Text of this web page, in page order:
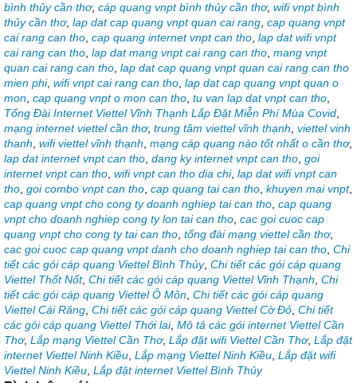
bình thủy cần thơ, cáp quang vnpt bình thủy cần thơ, wifi vnpt bình
thủy cần thơ, lap dat cap quang vnpt quan cai rang cap quang vnpt
cai rang can tho cap quang internet vnpt can tho lap dat wifi vnpt
cai rang can tho lap dat mang vnpt cai rang can tho mang vnpt
quan cai rang can tho lap dat cap quang vnpt quan cai rang can tho
mien phi, wifi vnpt cai rang can tho lap dat cap quang vnpt quan o
mon cap quang vnpt o mon can tho tu van lap dat vnpt can tho
Tổng Đài Internet Viettel Vĩnh Thạnh Lắp Đặt Miễn Phí Mùa Covid
mạng internet viettel cần thơ, trung tâm viettel vĩnh thạnh viettel vinh
thanh wifi viettel vĩnh thạnh mạng cáp quang nào tốt nhất o cần thơ,
lap dat internet vnpt can tho dang ky internet vnpt can tho goi
internet vnpt can tho wifi vnpt can tho dia chi, lap dat wifi vnpt can
tho goi combo vnpt can tho cap quang tai can tho khuyen mai vnpt,
cap quang vnpt cho cong ty doanh nghiep tai can tho cap quang
vnpt cho doanh nghiep cong ty lon tai can tho cac goi cuoc cap
quang vnpt cho cong ty tai can tho tổng đài mạng viettel cần thơ,
cac goi cuoc cap quang vnpt danh cho doanh nghiep tai can tho Chi
tiết các gói cáp quang Viettel Bình Thủy, Chi tiết các gói cáp quang
Viettel Thốt Nốt, Chi tiết các gói cáp quang Viettel Vĩnh Thạnh Chi
tiết các gói cáp quang Viettel Ô Môn Chi tiết các gói cáp quang
Viettel Cái Răng Chi tiết các gói cáp quang Viettel Cờ Đỏ Chi tiết
các gói cáp quang Viettel Thới lai, Mô tả các gói internet Viettel Cần
Thơ, Lắp mạng Viettel Cần Thơ, Lắp đặt wifi Viettel Cần Thơ, Lắp đặt
internet Viettel Ninh Kiều Lắp mạng Viettel Ninh Kiều Lắp đặt wifi
Viettel Ninh Kiều Lắp đặt internet Viettel Bình Thủy